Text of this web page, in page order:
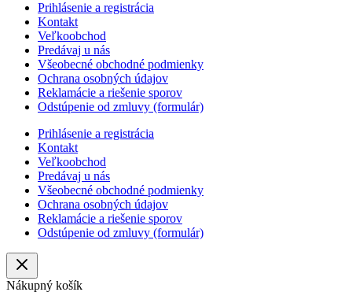
Prihlásenie a registrácia
Kontakt
Veľkoobchod
Predávaj u nás
Všeobecné obchodné podmienky
Ochrana osobných údajov
Reklamácie a riešenie sporov
Odstúpenie od zmluvy (formulár)
Prihlásenie a registrácia
Kontakt
Veľkoobchod
Predávaj u nás
Všeobecné obchodné podmienky
Ochrana osobných údajov
Reklamácie a riešenie sporov
Odstúpenie od zmluvy (formulár)
Nákupný košík